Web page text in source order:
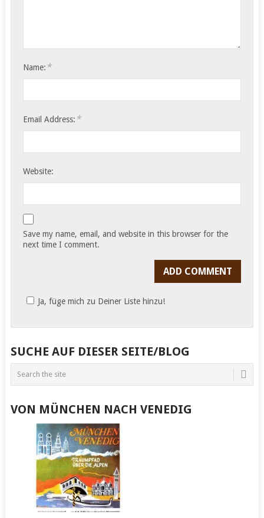
Name: *
Email Address: *
Website:
Save my name, email, and website in this browser for the
next time I comment.
Ja, füge mich zu Deiner Liste hinzu!
SUCHE AUF DIESER SEITE/BLOG
VON MÜNCHEN NACH VENEDIG